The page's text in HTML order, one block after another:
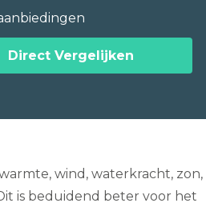
Direct Vergelijken
wind, waterkracht, zon,
is beduidend beter voor het